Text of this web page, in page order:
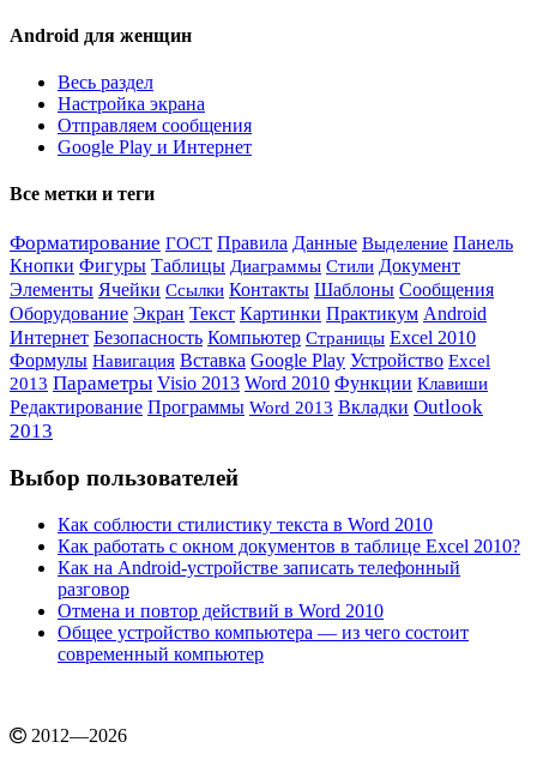
Android для женщин
Весь раздел
Настройка экрана
Отправляем сообщения
Google Play и Интернет
Все метки и теги
Форматирование ГОСТ Правила Данные Выделение Панель
Кнопки Фигуры Таблицы Диаграммы Стили Документ
Элементы Ячейки Ссылки Контакты Шаблоны Сообщения
Оборудование Экран Текст Картинки Практикум Android
Интернет Безопасность Компьютер Страницы Excel 2010
Формулы Навигация Вставка Google Play Устройство Excel
2013 Параметры Visio 2013 Word 2010 Функции Клавиши
Редактирование Программы Word 2013 Вкладки Outlook
2013
Выбор пользователей
Как соблюсти стилистику текста в Word 2010
Как работать с окном документов в таблице Excel 2010?
Как на Android-устройстве записать телефонный
разговор
Отмена и повтор действий в Word 2010
Общее устройство компьютера — из чего состоит
современный компьютер
2012—2026